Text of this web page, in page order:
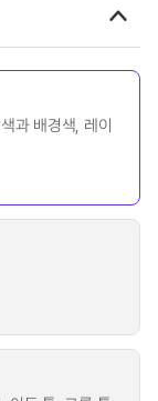
과 배경색, 레이